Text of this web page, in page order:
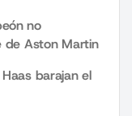
no
de Aston Martin
barajan el